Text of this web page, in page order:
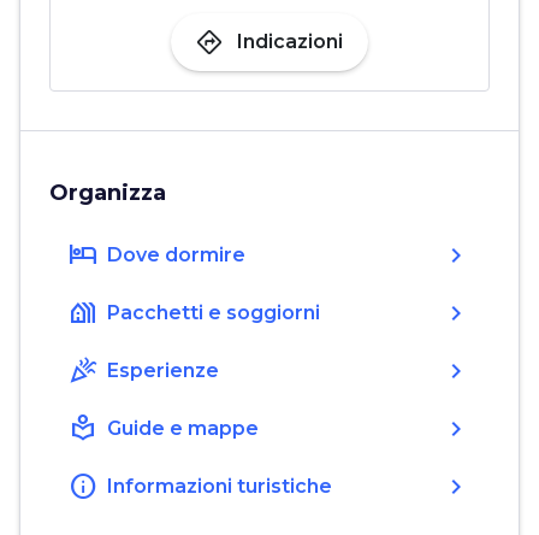
directions Indicazioni
Organizza
hotel Dove dormire chevron_right
holiday_village Pacchetti e soggiorni chevron_right
celebration Esperienze chevron_right
local_library Guide e mappe chevron_right
info Informazioni turistiche chevron_right